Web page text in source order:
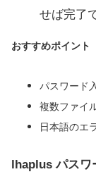
せば完了
おすすめポイント
パスワード
複数ファイ
日本語のエ
lhaplus パス